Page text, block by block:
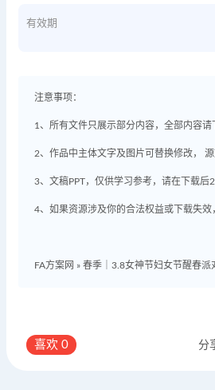
有效期
注意事项：
1、所有文件只展示部分内容，全部内容请
2、作品中主体文字及图片可替换修改，
3、文稿PPT，仅供学习参考，请在下载后
4、如果资源涉及你的合法权益或下载失效
FA方案网 » 春季｜3.8女神节妇女节醒春派
喜欢 0 分